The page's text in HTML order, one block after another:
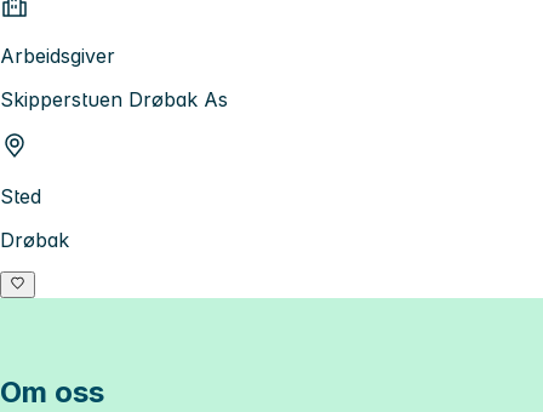
Arbeidsgiver
Skipperstuen Drøbak As
Sted
Drøbak
Om oss